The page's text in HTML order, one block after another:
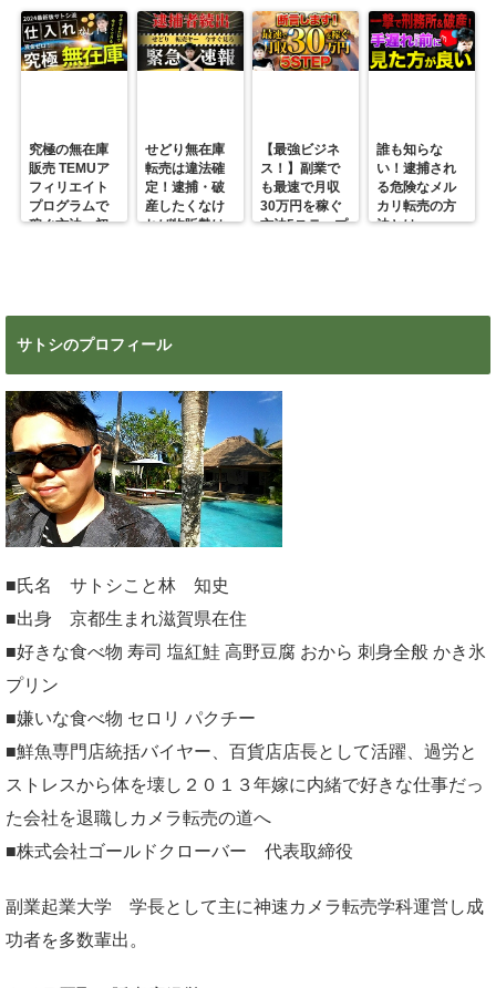
究極の無在庫
販売 TEMUア
フィリエイト
プログラムで
稼ぐ方法 初
せどり無在庫
転売は違法確
定！逮捕・破
産したくなけ
れば物販勢は
【最強ビジネ
ス！】副業で
も最速で月収
30万円を稼ぐ
方法5ステップ
誰も知らな
い！逮捕され
る危険なメル
カリ転売の方
法とは
サトシのプロフィール
■氏名 サトシこと林 知史
■出身 京都生まれ滋賀県在住
■好きな食べ物 寿司 塩紅鮭 高野豆腐 おから 刺身全般 かき氷
プリン
■嫌いな食べ物 セロリ パクチー
■鮮魚専門店統括バイヤー、百貨店店長として活躍、過労と
ストレスから体を壊し２０１３年嫁に内緒で好きな仕事だっ
た会社を退職しカメラ転売の道へ
■株式会社ゴールドクローバー 代表取締役
副業起業大学 学長として主に神速カメラ転売学科運営し成
功者を多数輩出。